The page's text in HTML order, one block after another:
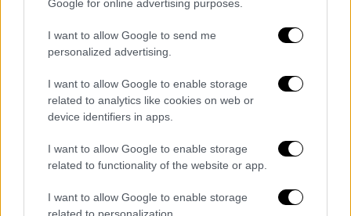
Google for online advertising purposes.
I want to allow Google to send me
personalized advertising.
I want to allow Google to enable storage
related to analytics like cookies on web or
device identifiers in apps.
I want to allow Google to enable storage
related to functionality of the website or app.
I want to allow Google to enable storage
πολλές διαρροές.
Δυστυχώς, δεν υπάρχουν άμεσες λύσεις.
άμεσων προβλημάτων που προκύπτουν, που
είναι επιτακτικά, δεν το συζητάμε και δεν
κάνουμε σχεδιασμό δεκαετίας, τουλάχιστον
για τη διαχείριση του νερού σε εθνικό
επίπεδο, δεν θα κάνουμε απολύτως τίποτα
κάθε έτος και θα αντιμετωπίζουμε ακόμα
μεγαλύτερα προβλήματα», πρόσθεσε.